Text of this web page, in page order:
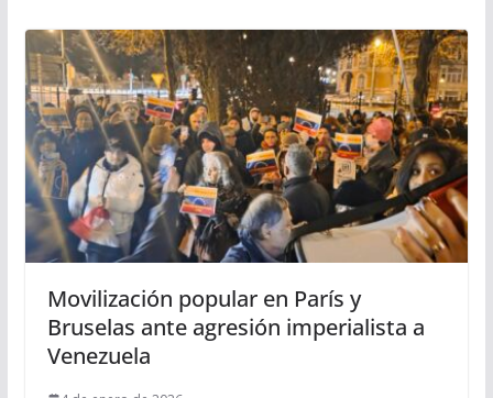
Movilización popular en París y
Bruselas ante agresión imperialista a
Venezuela